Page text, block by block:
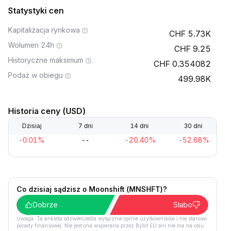
Statystyki cen
Kapitalizacja rynkowa 5.73K
Wolumen 24h 9.25
Historyczne maksimum 0.354082
Podaż w obiegu 499.98K
Historia ceny (USD)
Dzisiaj 7 dni 14 dni 30 dni
-0.01% -- -20.40% -52.68%
Co dzisiaj sądzisz o Moonshift (MNSHFT)?
Dobrze
Słabo
Uwaga: Ta ankieta odzwierciedla wyłącznie opinie użytkowników i nie stanowi
porady finansowej. Nie jest ona wspierana przez Bybit EU ani nie ma na celu